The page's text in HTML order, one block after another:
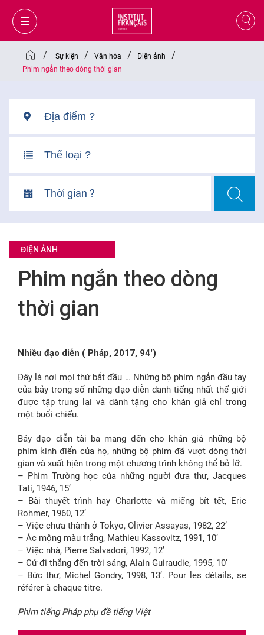
GIỎ HÀNG ĐĂNG NHẬP
/ Sự kiện / Văn hóa / Điện ảnh /
Phim ngắn theo dòng thời gian
Thời gian ?
ĐIỆN ẢNH
Phim ngắn theo dòng
thời gian
Nhiều đạo diễn ( Pháp, 2017, 94′)
Đây là nơi mọi thứ bắt đầu … Những bộ phim ngắn đầu tay
của bảy trong số những đạo diễn danh tiếng nhất thế giới
được tập trung lại và dành tặng cho khán giả chỉ trong
một buổi chiếu.
Bảy đạo diễn tài ba mang đến cho khán giả những bộ
phim kinh điển của họ, những bộ phim đã vượt dòng thời
gian và xuất hịên trong một chương trình không thể bỏ lỡ.
– Phim Trường học của những người đưa thư, Jacques
Tati, 1946, 15’
– Bài thuyết trình hay Charlotte và miếng bít tết, Eric
Rohmer, 1960, 12’
– Việc chưa thành ở Tokyo, Olivier Assayas, 1982, 22’
– Ác mộng màu trắng, Mathieu Kassovitz, 1991, 10’
– Việc nhà, Pierre Salvadori, 1992, 12’
– Cứ đi thẳng đến trời sáng, Alain Guiraudie, 1995, 10’
– Bức thư, Michel Gondry, 1998, 13’. Pour les détails, se
référer à chaque titre.
Phim tiếng Pháp phụ đề tiếng Việt